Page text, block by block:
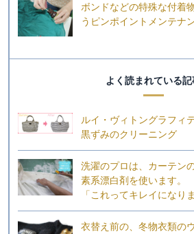
ボンドなどの特殊な付着
うピンポイントメンテナ
よく読まれている記
ルイ・ヴィトングラフィ
黒ずみのクリーニング
洗濯のプロは、カーテン
素系漂白剤を使います。
「これってキレイになり
衣替え前の、冬物衣類の